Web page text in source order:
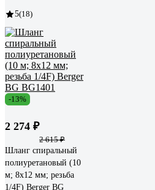
5(18)
-13%
2 274 ₽
2 615 ₽
Шланг спиральный
полиуретановый (10
м; 8x12 мм; резьба
1/4F) Berger BG